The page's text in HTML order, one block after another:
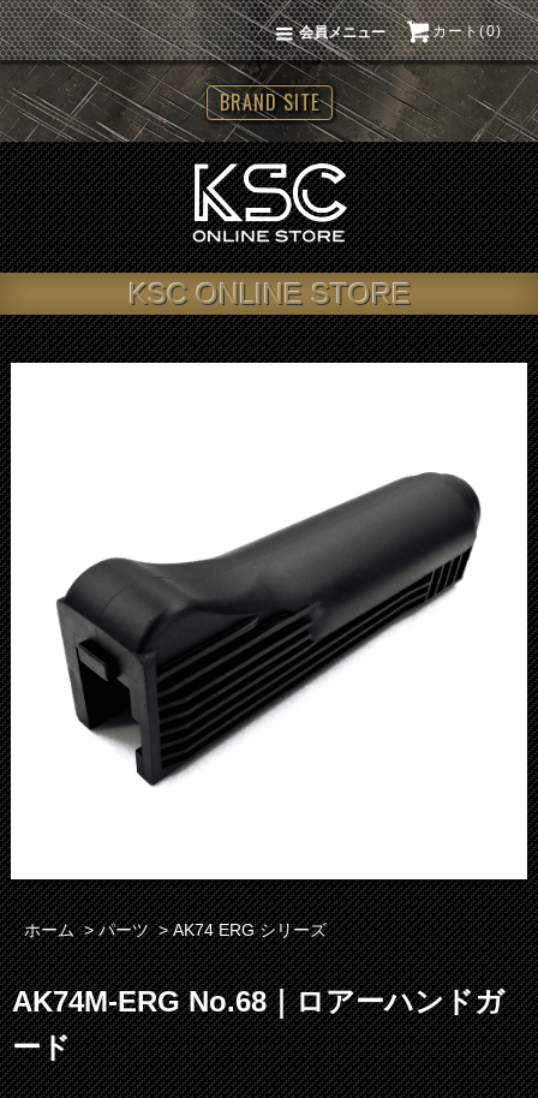
カート(0)
会員メニュー
BRAND SITE
KSC ONLINE STORE
ホーム >パーツ >AK74 ERG シリーズ
AK74M-ERG No.68｜ロアーハンドガ
ード